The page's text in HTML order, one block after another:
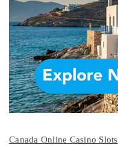
Canada Online Casino Slots